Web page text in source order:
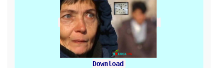
Download